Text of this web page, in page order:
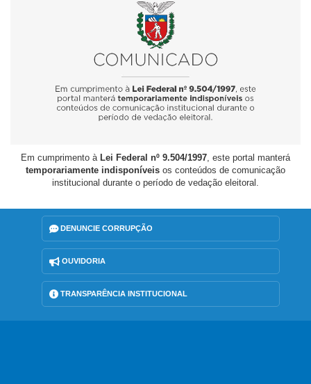
Em cumprimento à Lei Federal nº 9.504/1997, este portal manterá
temporariamente indisponíveis os conteúdos de comunicação
institucional durante o período de vedação eleitoral.
DENUNCIE CORRUPÇÃO
OUVIDORIA
TRANSPARÊNCIA INSTITUCIONAL